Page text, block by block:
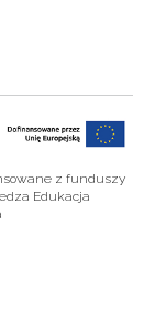
z funduszy
Edukacja